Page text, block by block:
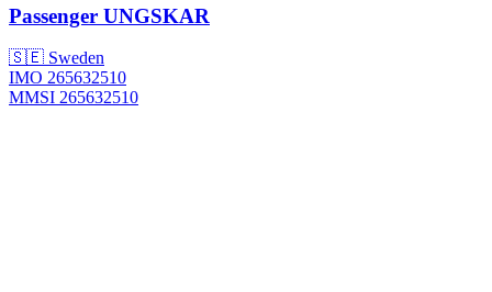
Passenger UNGSKAR
🇸🇪 Sweden
IMO 265632510
MMSI 265632510